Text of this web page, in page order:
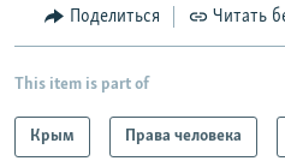
Поделиться Читать
This item is part of
Крым Права человека